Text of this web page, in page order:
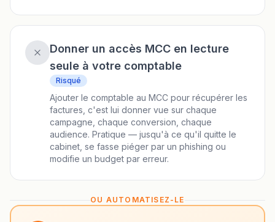
Donner un accès MCC en lecture
seule à votre comptable
Risqué
Ajouter le comptable au MCC pour récupérer les
factures, c'est lui donner vue sur chaque
campagne, chaque conversion, chaque
audience. Pratique — jusqu'à ce qu'il quitte le
cabinet, se fasse piéger par un phishing ou
modifie un budget par erreur.
OU AUTOMATISEZ-LE